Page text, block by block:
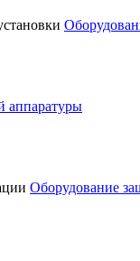
аппаратуры
Оборудование